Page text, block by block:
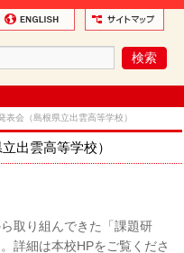
表会（島根県立出雲高等学校）
出雲高等学校）
取り組んできた「課題研
詳細は本校HPをご覧くださ